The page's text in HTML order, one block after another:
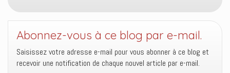
Abonnez-vous à ce blog par e-mail.
Saisissez votre adresse e-mail pour vous abonner à ce blog et
recevoir une notification de chaque nouvel article par e-mail.